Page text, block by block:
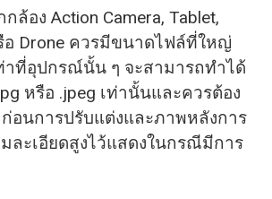
ล้อง Action Camera, Tablet,
อ Drone ควรมีขนาดไฟล์ที่ใหญ่
ที่อุปกรณ์นั้น ๆ จะสามารถทำได้
หรือ .jpeg เท่านั้นและควรต้อง
ก่อนการปรับแต่งและภาพหลังการ
ละเอียดสูงไว้แสดงในกรณีมีการ